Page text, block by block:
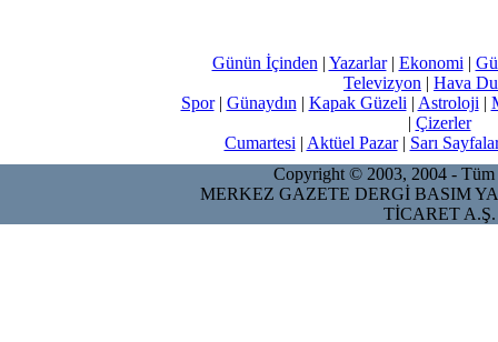
Günün İçinden | Yazarlar| Ekonomi |
Televizyon | Hava
Spor| Günaydın | Kapak Güzeli | Astroloji |
| Çizerler
Cumartesi | Aktüel Pazar| Sarı
Copyright © 2003, 2004 - Tüm
MERKEZ GAZETE DERGİ BASIM
TİCARET A.Ş.